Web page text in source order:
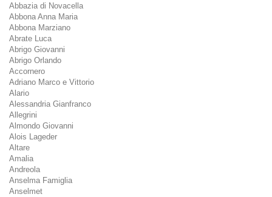
Abbazia di Novacella
Abbona Anna Maria
Abbona Marziano
Abrate Luca
Abrigo Giovanni
Abrigo Orlando
Accornero
Adriano Marco e Vittorio
Alario
Alessandria Gianfranco
Allegrini
Almondo Giovanni
Alois Lageder
Altare
Amalia
Andreola
Anselma Famiglia
Anselmet